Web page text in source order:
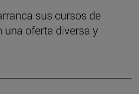
sus cursos de
una oferta diversa y